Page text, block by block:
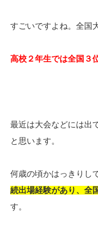
すごいですよね。全国
高校２年生では全国３
最近は大会などには出
と思います。
何歳の頃かはっきりし
続出場経験があり、全
す。